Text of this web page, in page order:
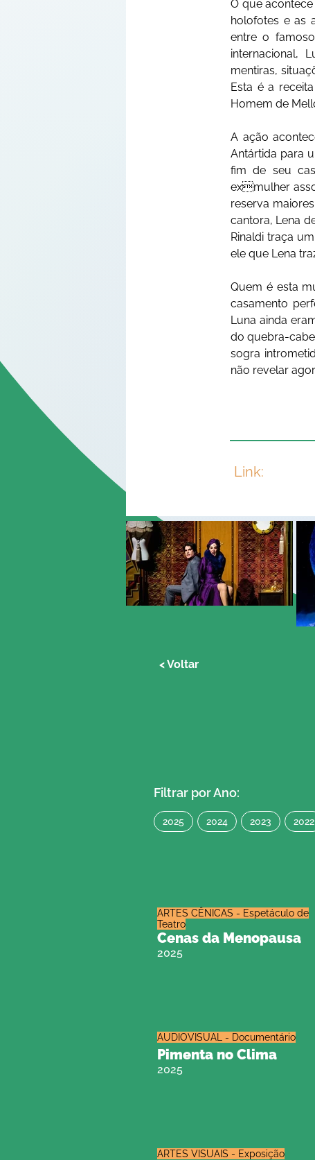
O que
holofotes e as
entre o
internacional,
mentiras,
Esta é a
Homem de
A ação
Antártida para
fim de seu
exmulher
reserva
cantora, Lena
Rinaldi traça
ele que Lena
Quem é esta
casamento
Luna ainda
do quebra-
sogra
não revelar
Link:
< Voltar
Filtrar por Ano:
2025 2024 2023 2022
ARTES CÊNICAS - Espetáculo de
Teatro
Cenas da Menopausa
2025
AUDIOVISUAL - Documentário
Pimenta no Clima
2025
ARTES VISUAIS - Exposição